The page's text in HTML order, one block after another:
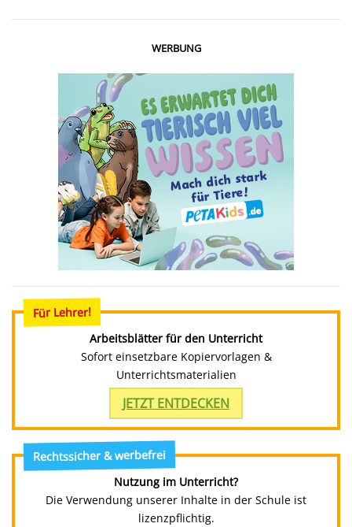
WERBUNG
Für Lehrer!
Arbeitsblätter für den Unterricht
Sofort einsetzbare Kopiervorlagen &
Unterrichtsmaterialien
JETZT ENTDECKEN
Rechtssicher & werbefrei
Nutzung im Unterricht?
Die Verwendung unserer Inhalte in der Schule ist
lizenzpflichtig.